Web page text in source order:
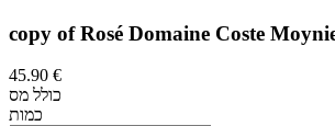
copy of Rosé Domaine Coste
45.90 €
כולל מס
כמות